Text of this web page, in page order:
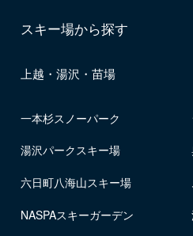
スキー場から探す
上越・湯沢・苗場
一本杉スノーパーク
湯沢パークスキー場
六日町八海山スキー場
NASPAスキーガーデン